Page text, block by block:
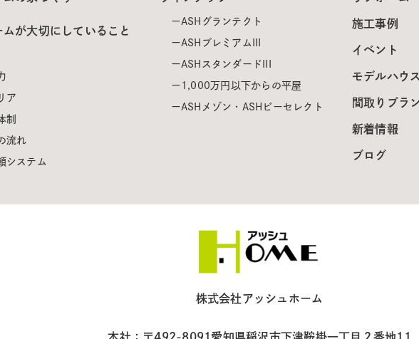
が大切にしていること
ア
制
流れ
システム
ASHグランテクト
ASHプレミアムIII
ASHスタンダードIII
1,000万円以下からの平屋
ASHメゾン・ASHビーセレクト
施工事例
イベント
モデルハウ
間取りプラ
新着情報
ブログ
株式会社アッシュホーム